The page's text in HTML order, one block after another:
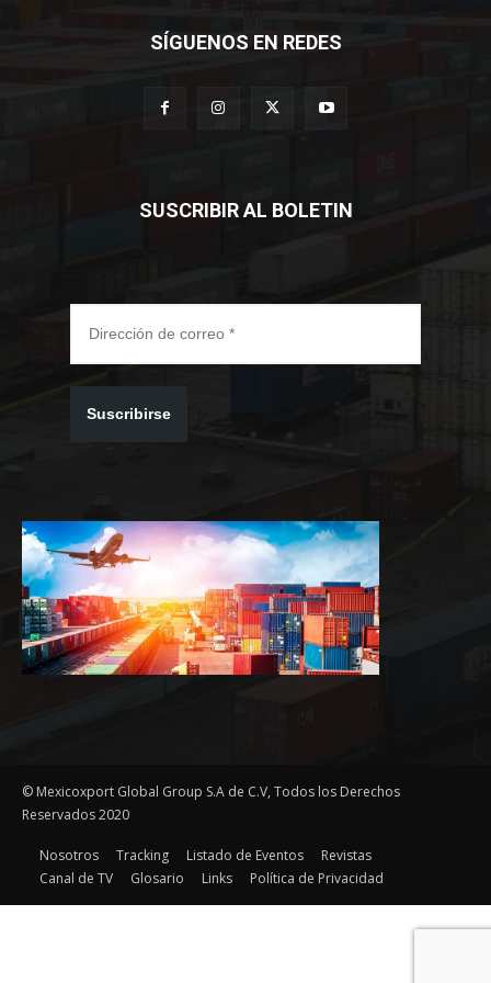
SÍGUENOS EN REDES
SUSCRIBIR AL BOLETIN
Suscribirse
© Mexicoxport Global Group S.A de C.V, Todos los Derechos
Reservados 2020
Nosotros Tracking Listado de Eventos
Revistas
Canal de TV
Glosario Links Política de Privacidad